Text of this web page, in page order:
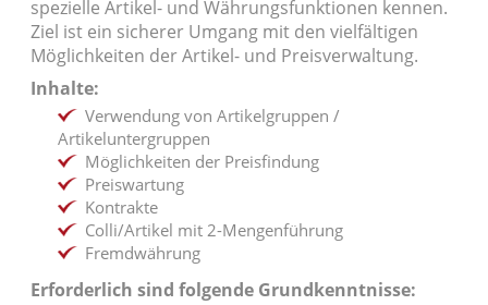
spezielle Artikel- und Währungsfunktionen kennen.
Ziel ist ein sicherer Umgang mit den vielfältigen
Möglichkeiten der Artikel- und Preisverwaltung.
Inhalte:
Verwendung von Artikelgruppen /
Artikeluntergruppen
Möglichkeiten der Preisfindung
Preiswartung
Kontrakte
Colli/Artikel mit 2-Mengenführung
Fremdwährung
Erforderlich sind folgende Grundkenntnisse: